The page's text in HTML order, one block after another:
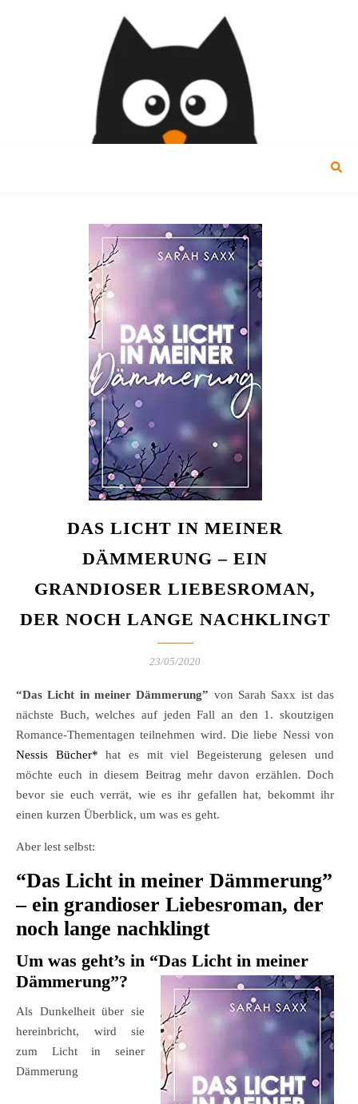
DAS LICHT IN MEINER
DÄMMERUNG – EIN
GRANDIOSER LIEBESROMAN,
DER NOCH LANGE NACHKLINGT
23/05/2020
“Das Licht in meiner Dämmerung” von Sarah Saxx ist das
nächste Buch, welches auf jeden Fall an den 1. skoutzigen
Romance-Thementagen teilnehmen wird. Die liebe Nessi von
Nessis Bücher* hat es mit viel Begeisterung gelesen und
möchte euch in diesem Beitrag mehr davon erzählen. Doch
bevor sie euch verrät, wie es ihr gefallen hat, bekommt ihr
einen kurzen Überblick, um was es geht.
Aber lest selbst:
“Das Licht in meiner Dämmerung”
– ein grandioser Liebesroman, der
noch lange nachklingt
Um was geht’s in “Das Licht in meiner
Dämmerung”?
Als Dunkelheit über sie
hereinbricht, wird sie
zum Licht in seiner
Dämmerung